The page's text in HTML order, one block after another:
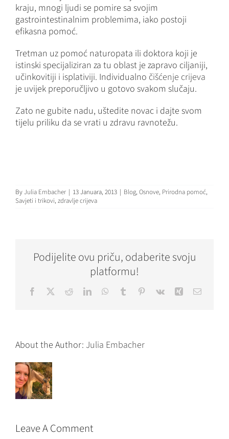
kraju, mnogi ljudi se pomire sa svojim
gastrointestinalnim problemima, iako postoji
efikasna pomoć.
Tretman uz pomoć naturopata ili doktora koji je
istinski specijaliziran za tu oblast je zapravo ciljaniji,
učinkovitiji i isplativiji. Individualno čišćenje crijeva
je uvijek preporučljivo u gotovo svakom slučaju.
Zato ne gubite nadu, uštedite novac i dajte svom
tijelu priliku da se vrati u zdravu ravnotežu.
ByJulia Embacher | 13 Januara, 2013 | Blog, Osnove, Prirodna pomoć,
Savjeti i trikovi, zdravlje crijeva
Podijelite ovu priču, odaberite svoju
platformu!
Facebook RedditLinkedInWhatsApp
Tumblr Pinterest
Vk Xing Email
About the Author: Julia Embacher
Leave A Comment